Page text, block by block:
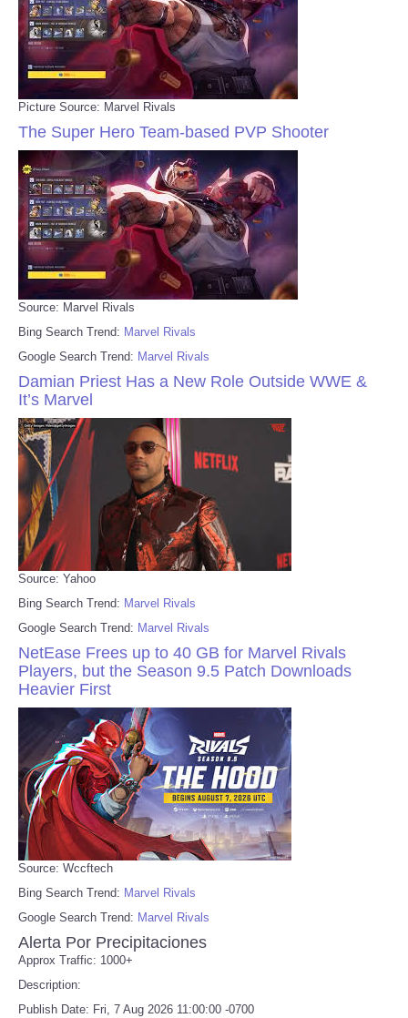
Picture Source: Marvel Rivals
The Super Hero Team-based PVP Shooter
Source: Marvel Rivals
Bing Search Trend: Marvel Rivals
Google Search Trend: Marvel Rivals
Damian Priest Has a New Role Outside WWE &
It’s Marvel
Source: Yahoo
Bing Search Trend: Marvel Rivals
Google Search Trend: Marvel Rivals
NetEase Frees up to 40 GB for Marvel Rivals
Players, but the Season 9.5 Patch Downloads
Heavier First
Source: Wccftech
Bing Search Trend: Marvel Rivals
Google Search Trend: Marvel Rivals
Alerta Por Precipitaciones
Approx Traffic: 1000+
Description:
Publish Date: Fri, 7 Aug 2026 11:00:00 -0700